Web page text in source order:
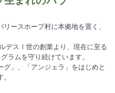
ースホープ村に本拠地を置く、
デスⅠ世の創業より、現在に至る
ラムを守り続けています。
グ」、「アンジェラ」をはじめと